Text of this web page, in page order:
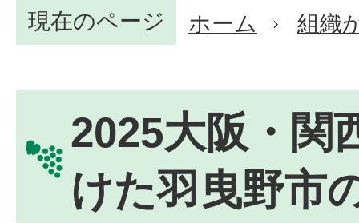
現在のページ ホーム 組織
2025大阪・関
けた羽曳野市